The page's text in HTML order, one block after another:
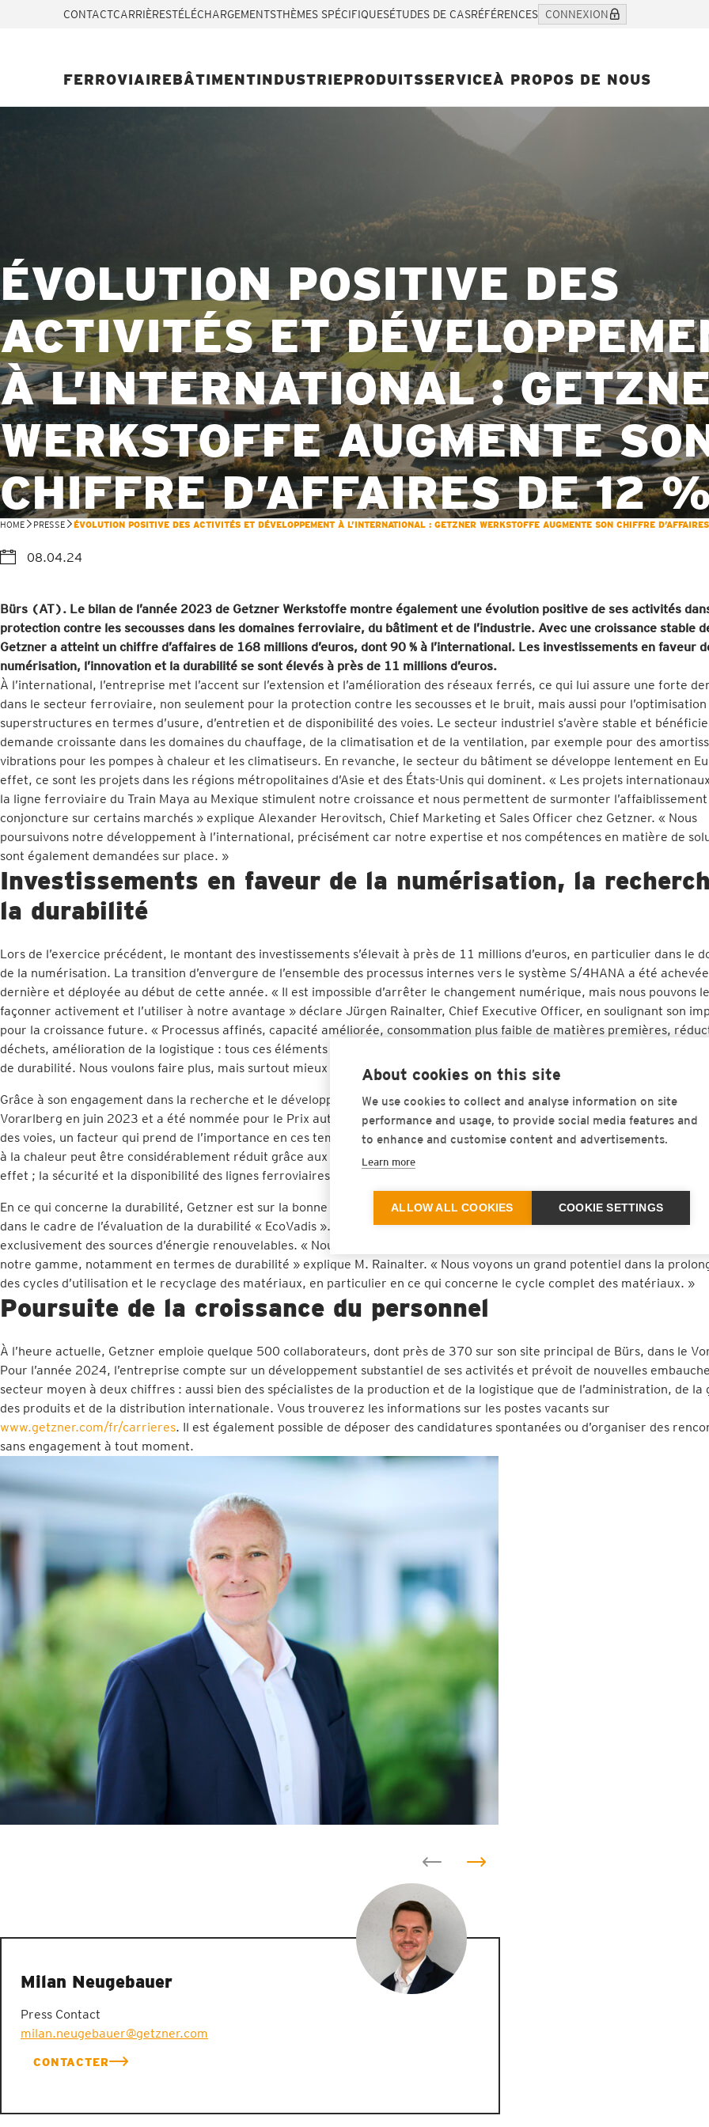
CONTACTCARRIÈRESTÉLÉCHARGEMENTSTHÈMES SPÉCIFIQUESÉTUDES DE CASRÉFÉRENCES CONNEXION
FERROVIAIREBÂTIMENTINDUSTRIEPRODUITSSERVICEÀ PROPOS DE NOUS
ÉVOLUTION POSITIVE DES
ACTIVITÉS ET
À L’INTERNATIONAL :
WERKSTOFFE AUGMENTE
CHIFFRE D’AFFAIRES DE 12
HOME PRESSE ÉVOLUTION POSITIVE DES ACTIVITÉS ET DÉVELOPPEMENT À L’INTERNATIONAL : GETZNER WERKSTOFFE AUGMENTE SON CHIFFRE
08.04.24
Bürs (AT). Le bilan de l’année 2023 de Getzner Werkstoffe montre également une évolution positive de ses activités
protection contre les secousses dans les domaines ferroviaire, du bâtiment et de l’industrie. Avec une croissance stable
Getzner a atteint un chiffre d’affaires de 168 millions d’euros, dont 90 % à l’international. Les investissements en faveur
numérisation, l’innovation et la durabilité se sont élevés à près de 11 millions d’euros.
À l’international, l’entreprise met l’accent sur l’extension et l’amélioration des réseaux ferrés, ce qui lui assure une forte
dans le secteur ferroviaire, non seulement pour la protection contre les secousses et le bruit, mais aussi pour l’optimisation
superstructures en termes d’usure, d’entretien et de disponibilité des voies. Le secteur industriel s’avère stable et
demande croissante dans les domaines du chauffage, de la climatisation et de la ventilation, par exemple pour des
vibrations pour les pompes à chaleur et les climatiseurs. En revanche, le secteur du bâtiment se développe lentement en
effet, ce sont les projets dans les régions métropolitaines d’Asie et des États-Unis qui dominent. « Les projets
la ligne ferroviaire du Train Maya au Mexique stimulent notre croissance et nous permettent de surmonter l’affaiblissement
conjoncture sur certains marchés » explique Alexander Herovitsch, Chief Marketing et Sales Officer chez Getzner. « Nous
poursuivons notre développement à l’international, précisément car notre expertise et nos compétences en matière de
sont également demandées sur place. »
Investissements en faveur de la numérisation, la
la durabilité
Lors de l’exercice précédent, le montant des investissements s’élevait à près de 11 millions d’euros, en particulier dans le
de la numérisation. La transition d’envergure de l’ensemble des processus internes vers le système S/4HANA a été achevée
dernière et déployée au début de cette année. « Il est impossible d’arrêter le changement numérique, mais nous pouvons le
façonner activement et l’utiliser à notre avantage » déclare Jürgen Rainalter, Chief Executive Officer, en soulignant son
pour la croissance future. « Processus affinés, capacité améliorée, consommation plus faible de matières premières,
déchets, amélioration de la logistique : tous ces éléments nous apportent de larges avantages, notamment en termes
de durabilité. Nous voulons faire plus, mais surtout mieux ! »
Grâce à son engagement dans la recherche et le développement, l’entreprise s’est vu décerner le Prix de l’innovation du
Vorarlberg en juin 2023 et a été nommée pour le Prix autrichien de l’innovation. L’accent est mis sur l’augmentation de la
des voies, un facteur qui prend de l’importance en ces temps de changement climatique. Le risque de déformations de la
à la chaleur peut être considérablement réduit grâce aux semelles sous traverses élastoplastiques spécialement
effet ; la sécurité et la disponibilité des lignes ferroviaires s’en trouvent améliorées.
En ce qui concerne la durabilité, Getzner est sur la bonne voie : récemment, l’entreprise s’est vu attribuer la médaille de
dans le cadre de l’évaluation de la durabilité « EcoVadis ». Aujourd’hui déjà, Getzner produit sans émissions et en utilisant
exclusivement des sources d’énergie renouvelables. « Nous accordons une importance toute particulière au développement
notre gamme, notamment en termes de durabilité » explique M. Rainalter. « Nous voyons un grand potentiel dans la
des cycles d’utilisation et le recyclage des matériaux, en particulier en ce qui concerne le cycle complet des matériaux. »
Poursuite de la croissance du personnel
À l’heure actuelle, Getzner emploie quelque 500 collaborateurs, dont près de 370 sur son site principal de Bürs, dans le
Pour l’année 2024, l’entreprise compte sur un développement substantiel de ses activités et prévoit de nouvelles
secteur moyen à deux chiffres : aussi bien des spécialistes de la production et de la logistique que de l’administration, de la
des produits et de la distribution internationale. Vous trouverez les informations sur les postes vacants sur
www.getzner.com/fr/carrieres. Il est également possible de déposer des candidatures spontanées ou d’organiser des
sans engagement à tout moment.
Milan Neugebauer
Press Contact
milan.neugebauer@getzner.com
CONTACTER
About cookies on this site
We use cookies to collect and analyse information on site
performance and usage, to provide social media features and
to enhance and customise content and advertisements.
Learn more
ALLOW ALL COOKIES COOKIE SETTINGS